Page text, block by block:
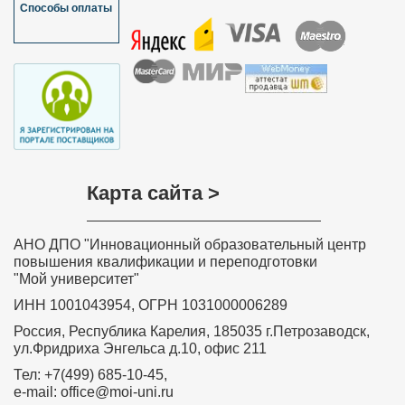
математики МОУ “Петропавловская
основная общеобразовательная школа”
Краснозерского района Новосибирской
области
Хочу выразить слова благодарности всем, кто
необходимы в повседневной преподавательской
Вашем курсе, будет очень полезна в моей
сказать, что все знания и теоретические навыки,
представленные в этом курсе, будут применяться
мной на практике в полном объеме. Я буду рада
принять участие в новых курсах, которые вы будете
Забелина Ирина Рашитовна,
преподаватель профессиональной
подготовки – профессионального
обучения рабочих и служащих по
программе «Продавец
продовольственных товаров» МКОУ ДО
Способы оплаты
Карта сайта >
АНО ДПО "Инновационный образовательный центр
повышения квалификации и переподготовки
"Мой университет"
ИНН 1001043954, ОГРН 1031000006289
Россия, Республика Карелия, 185035 г.Петрозаводск,
ул.Фридриха Энгельса д.10, офис 211
Тел: +7(499) 685-10-45,
e-mail: office@moi-uni.ru